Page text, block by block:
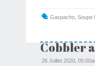
Gaspacho Soupe
Cobbler
26 Juillet 2020,